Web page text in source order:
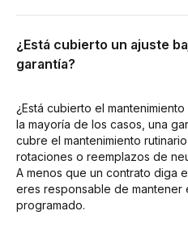
¿Está cubierto un ajuste
garantía?
¿Está cubierto el
la mayoría de los casos, una
cubre el mantenimiento
rotaciones o reemplazos de
A menos que un contrato diga
eres responsable de mantener
programado.